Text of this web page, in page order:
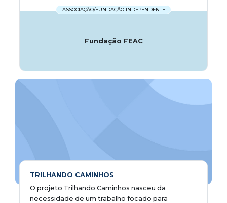
ASSOCIAÇÃO/FUNDAÇÃO INDEPENDENTE
Fundação FEAC
TRILHANDO CAMINHOS
O projeto Trilhando Caminhos nasceu da
necessidade de um trabalho focado para